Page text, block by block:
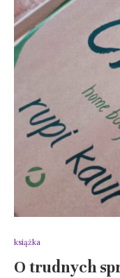
książka
O trudnych